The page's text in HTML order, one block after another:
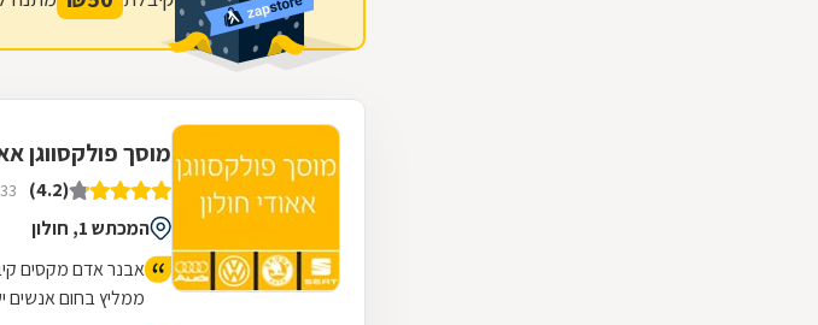
מוסך פולקסווגן
(4.2) 33 דירוגים
המכתש 1, חולון
אבנר אדם מקסים
ממליץ בחום אנשים